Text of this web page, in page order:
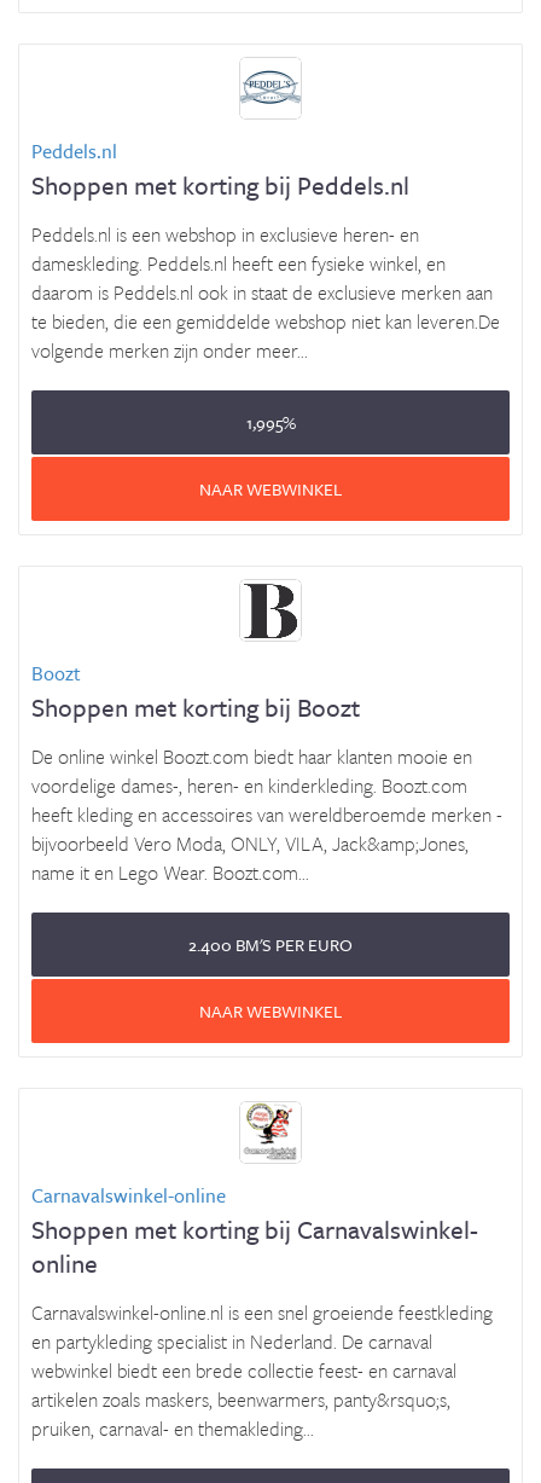
Peddels.nl
Shoppen met korting bij Peddels.nl
Peddels.nl is een webshop in exclusieve heren- en
dameskleding. Peddels.nl heeft een fysieke winkel, en
daarom is Peddels.nl ook in staat de exclusieve merken aan
te bieden, die een gemiddelde webshop niet kan leveren.De
volgende merken zijn onder meer...
1,995%
NAAR WEBWINKEL
Boozt
Shoppen met korting bij Boozt
De online winkel Boozt.com biedt haar klanten mooie en
voordelige dames-, heren- en kinderkleding. Boozt.com
heeft kleding en accessoires van wereldberoemde merken -
bijvoorbeeld Vero Moda, ONLY, VILA, Jack&amp;Jones,
name it en Lego Wear. Boozt.com...
2.400 BM'S PER EURO
NAAR WEBWINKEL
Carnavalswinkel-online
Shoppen met korting bij Carnavalswinkel-
online
Carnavalswinkel-online.nl is een snel groeiende feestkleding
en partykleding specialist in Nederland. De carnaval
webwinkel biedt een brede collectie feest- en carnaval
artikelen zoals maskers, beenwarmers, panty&rsquo;s,
pruiken, carnaval- en themakleding...